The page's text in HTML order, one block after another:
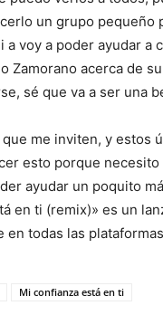
un grupo
a voy a poder ayudar a
Zamorano acerca de
sé que va a ser una
me inviten, y estos
esto porque
ayudar un poquito
en ti (remix)» es un
en todas las
Mi confianza está en ti